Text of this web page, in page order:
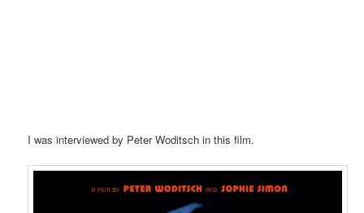
I was interviewed by Peter Woditsch in this film.